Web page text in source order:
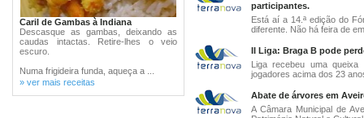
Caril de Gambas à Indiana
Descasque as gambas, deixando as
caudas intactas. Retire-lhes o veio
escuro.
Numa frigideira funda, aqueça a ...
» ver mais receitas
participantes.
Está aí a 14.ª edição do
diferente. Não há feira de
II Liga: Braga B pode
Liga recebeu uma
jogadores acima dos 23
Abate de árvores em
A Câmara Municipal de